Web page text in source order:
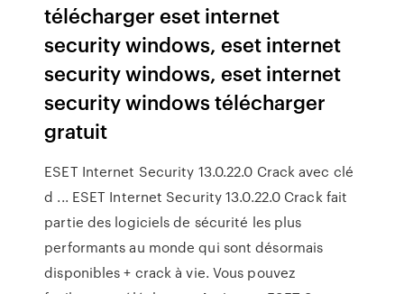
télécharger eset internet
security windows, eset internet
security windows, eset internet
security windows télécharger
gratuit
ESET Internet Security 13.0.22.0 Crack avec clé
d ... ESET Internet Security 13.0.22.0 Crack fait
partie des logiciels de sécurité les plus
performants au monde qui sont désormais
disponibles + crack à vie. Vous pouvez